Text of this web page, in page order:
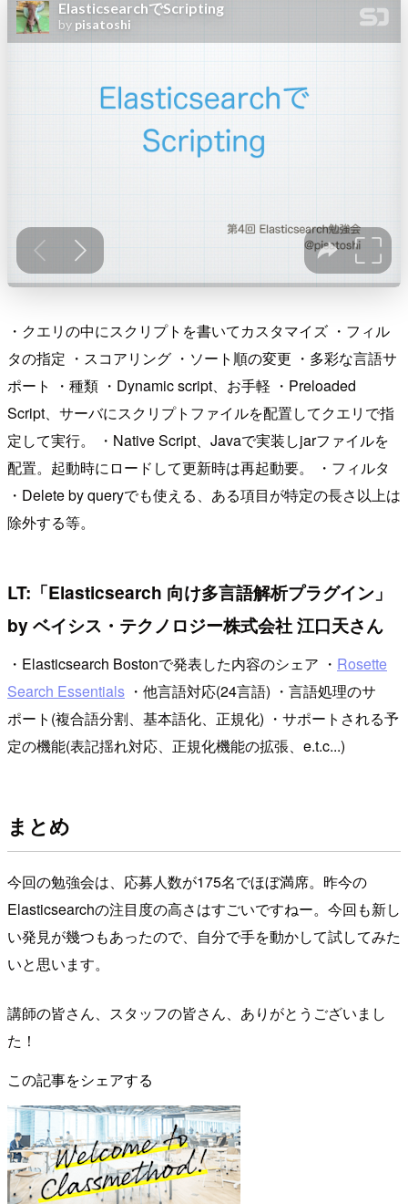
・クエリの中にスクリプトを書いてカスタマイズ ・フィル
タの指定 ・スコアリング ・ソート順の変更 ・多彩な言語サ
ポート ・種類 ・Dynamic script、お手軽 ・Preloaded
Script、サーバにスクリプトファイルを配置してクエリで指
定して実行。 ・Native Script、Javaで実装しjarファイルを
配置。起動時にロードして更新時は再起動要。 ・フィルタ
・Delete by queryでも使える、ある項目が特定の長さ以上は
除外する等。
LT:「Elasticsearch 向け多言語解析プラグイン」
by ベイシス・テクノロジー株式会社 江口天さん
・Elasticsearch Bostonで発表した内容のシェア ・ Rosette
Search Essentials ・他言語対応(24言語) ・言語処理のサ
ポート(複合語分割、基本語化、正規化) ・サポートされる予
定の機能(表記揺れ対応、正規化機能の拡張、e.t.c...)
まとめ
今回の勉強会は、応募人数が175名でほぼ満席。昨今の
Elasticsearchの注目度の高さはすごいですねー。今回も新し
い発見が幾つもあったので、自分で手を動かして試してみた
いと思います。
講師の皆さん、スタッフの皆さん、ありがとうございまし
た！
この記事をシェアする